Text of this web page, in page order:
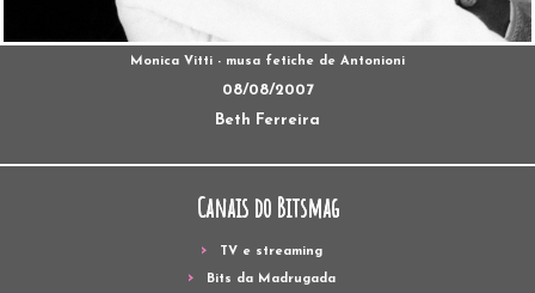
Monica Vitti - musa fetiche de Antonioni
08/08/2007
Beth Ferreira
Canais do Bitsmag
TV e streaming
Bits da Madrugada